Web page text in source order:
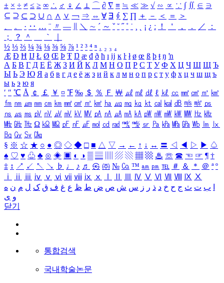
± × ÷ ≠ ≤ ≥ ∞ ∴ ♂ ♀ ∠ ⊥ ⌒ ∂ ∇ ≡ ≒ ≪ ≫ √ ∽ ∝ ∵ ∫ ∬ ∈ ∋
⊆ ⊇ ⊂ ⊃ ∪ ∩ ∧ ∨ ￢ ⇒ ⇔ ∀ ∃ ∮ ∑ ∏ ＋ － ＜ ＝
＞
、
。 · ‥ … ¨ 〃 ― ＼ ∼ ´ ～ ˇ ˘ ˝ ˚ ˙ ¸ ¡ ¿ ː ！ ＇ ， ． ／
：
；
？ ＾ ｀
½ ⅓ ⅔ ¼ ¾ ⅛ ⅜ ⅝ ⅞ ¹ ² ³ ⁴ ⁿ ₁ ₂ ₃ ₄
Æ Ð Ħ Ĳ Ł Ø Œ Þ Ŧ Ŋ æ đ ð ħ ı ĳ ĸ ŀ ł ø œ ß þ ŧ ŋ ŉ
А Б В Г Д Е Ё Ж З И Й К Л М Н О П Р С Т У Ф Х Ц Ч Ш Щ Ъ
Ы Ь Э Ю Я а б в г д е ё ж з и й к л м н о п р с т у ф х ц ч ш щ ъ
ы ь э ю я
′ ″ ℃ Å ￠ ￡ ￥ ¤ ℉ ‰ ＄ ％ Ｆ ￦ ㎕ ㎖ ㎗ ℓ ㎘ ㏄ ㎣ ㎤ ㎥ ㎦
㎙ ㎚ ㎛ ㎜ ㎝ ㎞ ㎟ ㎠ ㎡ ㎢ ㏊ ㎍ ㎎ ㎏ ㏏ ㎈ ㎉ ㏈ ㎧ ㎨ ㎰
㎱ ㎲ ㎳ ㎴ ㎵ ㎶ ㎷ ㎸ ㎹ ㎀ ㎁ ㎂ ㎃ ㎄ ㎺ ㎻ ㎽ ㎾ ㎿ ㎐ ㎑
㎒ ㎓ ㎔ Ω ㏀ ㏁ ㎊ ㎋ ㎌ ㏖ ㏅ ㎭ ㎮ ㎯ ㏛ ㎩ ㎪ ㎫ ㎬ ㏝ ㏐
㏓
㏃ ㏉ ㏜ ㏆
§ ※ ☆ ★ ○ ● ◎ ◇ ◆ □ ■ △ ▽ → ← ↑ ↓ ↔ 〓 ◁ ◀ ▷ ▶ ♤
♠ ♡ ♥ ♧ ♣ ⊙ ◈ ▣ ◐ ◑ ▒ ▤ ▨ ▧ ▦ ▩ ♨ ☏ ☎ ☜ ☞ ¶ †
‡ ↕ ↗ ↙ ↖ ↘ ♭ ♩ ♪ ♬ ㉿ ㈜ № ㏇ ™ ㏂ ㏘ ℡ ＃ ＆ ＊ ＠ ª º
ⅰ
ⅱ ⅲ ⅳ ⅴ ⅵ ⅶ ⅷ ⅸ ⅹ Ⅳ Ⅴ Ⅵ Ⅶ Ⅷ Ⅸ Ⅹ
ب ت ث ج ح خ د ذ ر ز س ش ص ض ط ظ ع غ ف ق ک ل م ن ه
و ی
닫기
통합검색
국내학술논문